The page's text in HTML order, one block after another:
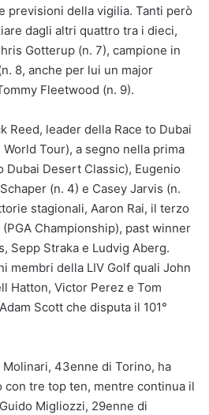
previsioni della vigilia. Tanti però
dagli altri quattro tra i dieci,
Gotterup (n. 7), campione in
8, anche per lui un major
Fleetwood (n. 9).
Reed, leader della Race to Dubai
Tour), a segno nella prima
Dubai Desert Classic), Eugenio
(n. 4) e Casey Jarvis (n.
stagionali, Aaron Rai, il terzo
Championship), past winner
Sepp Straka e Ludvig Aberg.
membri della LIV Golf quali John
Hatton, Victor Perez e Tom
Scott che disputa il 101°
43enne di Torino, ha
con tre top ten, mentre continua il
Migliozzi, 29enne di